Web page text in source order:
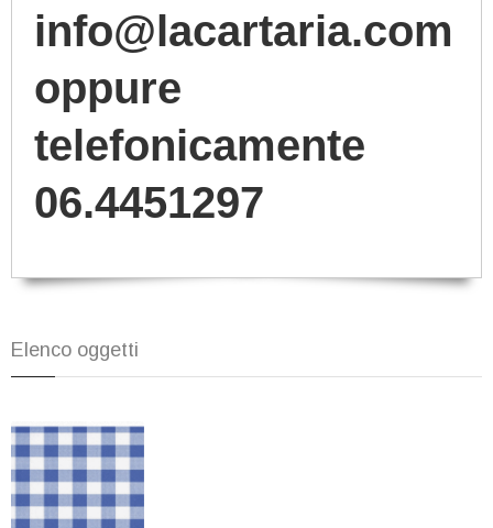
info@lacartaria.com
oppure
telefonicamente
06.4451297
Elenco oggetti